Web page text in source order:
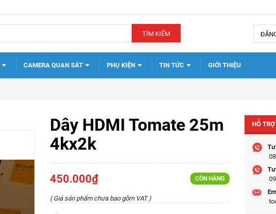
TÌM KIẾM
CAMERA QUAN SÁT PHỤ KIỆN TIN TỨC GIỚI THIỆU
Dây HDMI Tomate 25m
4kx2k
450.000₫ CÒN HÀNG
( Giá sản phẩm chưa bao gồm VAT )
HỖ
Tư
Tư